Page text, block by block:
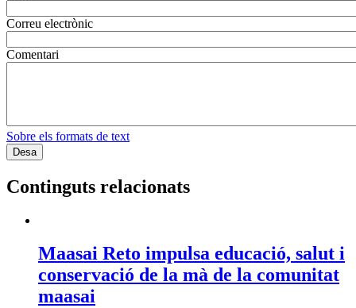
Correu electrònic
Comentari
Sobre els formats de text
Continguts relacionats
Maasai Reto impulsa educació, salut i
conservació de la mà de la comunitat
maasai